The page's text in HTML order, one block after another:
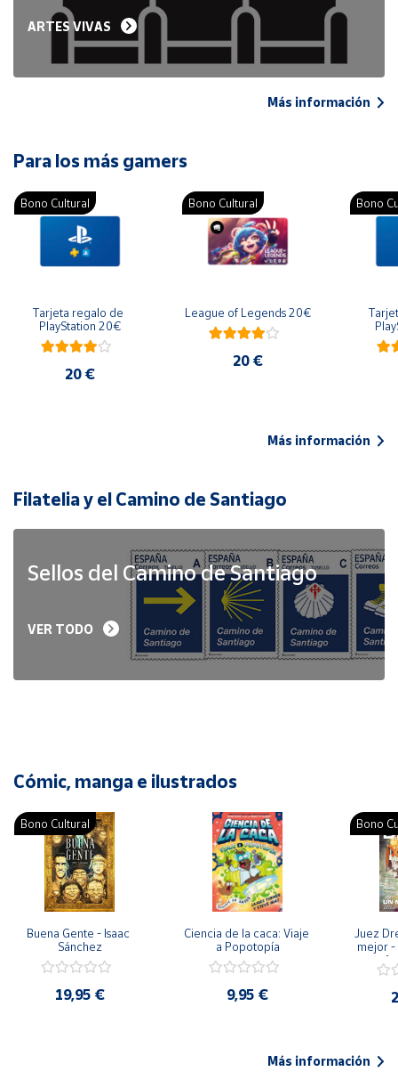
ARTES VIVAS
Más información
Para los más gamers
Bono Cultural
Tarjeta regalo de
PlayStation 20€
20 €
Bono Cultural
League of Legends 20€
20 €
Bono
Más información
Filatelia y el Camino de Santiago
Sellos del Camino de Santiago
VER TODO
Cómic, manga e ilustrados
Bono Cultural
Buena Gente - Isaac
Sánchez
19,95 €
Ciencia de la caca: Viaje
a Popotopía
9,95 €
Bono
Juez
mejor -
Más información